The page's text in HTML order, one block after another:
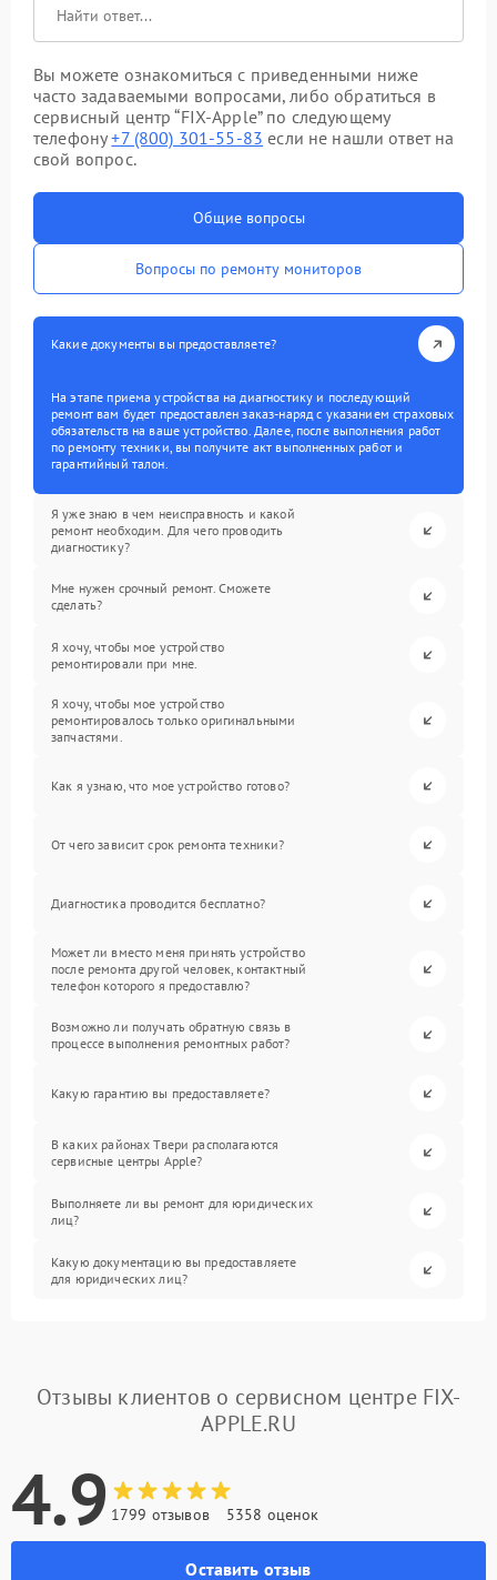
Вы можете ознакомиться с приведенными ниже
часто задаваемыми вопросами, либо обратиться в
сервисный центр “FIX-Apple” по следующему
телефону+7 (800) 301-55-83 если не нашли ответ на
свой вопрос.
Общие вопросы
Вопросы по ремонту мониторов
Какие документы вы предоставляете?
На этапе приема устройства на диагностику и последующий
ремонт вам будет предоставлен заказ-наряд с указанием страховых
обязательств на ваше устройство. Далее, после выполнения работ
по ремонту техники, вы получите акт выполненных работ и
гарантийный талон.
Я уже знаю в чем неисправность и какой
ремонт необходим. Для чего проводить
диагностику?
Мне нужен срочный ремонт. Сможете
сделать?
Я хочу, чтобы мое устройство
ремонтировали при мне.
Я хочу, чтобы мое устройство
ремонтировалось только оригинальными
запчастями.
Как я узнаю, что мое устройство готово?
От чего зависит срок ремонта техники?
Диагностика проводится бесплатно?
Может ли вместо меня принять устройство
после ремонта другой человек, контактный
телефон которого я предоставлю?
Возможно ли получать обратную связь в
процессе выполнения ремонтных работ?
Какую гарантию вы предоставляете?
В каких районах Твери располагаются
сервисные центры Apple?
Выполняете ли вы ремонт для юридических
лиц?
Какую документацию вы предоставляете
для юридических лиц?
Отзывы клиентов о сервисном центре FIX-
APPLE.RU
4.9 1799 отзывов 5358 оценок
Оставить отзыв